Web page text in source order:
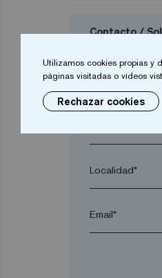
Contacto /
Deseo
Localidad*
Email*
Utilizamos cookies propias y
páginas visitadas o vídeos
Rechazar cookies